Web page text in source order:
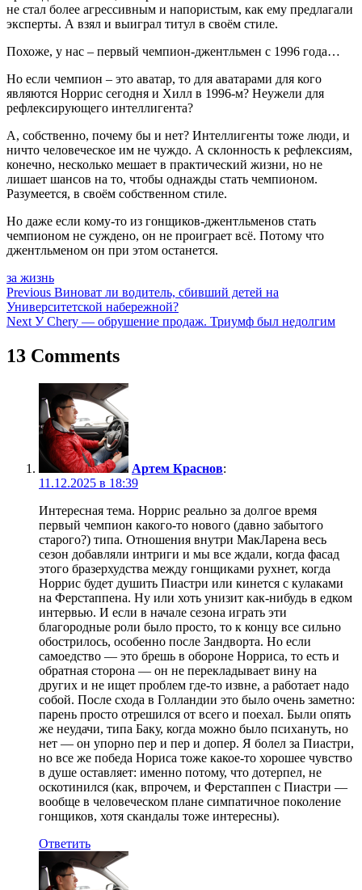
не стал более агрессивным и напористым, как ему предлагали
эксперты. А взял и выиграл титул в своём стиле.
Похоже, у нас – первый чемпион-джентльмен с 1996 года…
Но если чемпион – это аватар, то для аватарами для кого
являются Норрис сегодня и Хилл в 1996-м? Неужели для
рефлексирующего интеллигента?
А, собственно, почему бы и нет? Интеллигенты тоже люди, и
ничто человеческое им не чуждо. А склонность к рефлексиям,
конечно, несколько мешает в практический жизни, но не
лишает шансов на то, чтобы однажды стать чемпионом.
Разумеется, в своём собственном стиле.
Но даже если кому-то из гонщиков-джентльменов стать
чемпионом не суждено, он не проиграет всё. Потому что
джентльменом он при этом останется.
за жизнь
Навигация
по
Previous Виноват ли водитель, сбивший детей на
Университетской набережной?
Next У Chery — обрушение продаж. Триумф был недолгим
13 Comments
Артем Краснов:
11.12.2025 в 18:39
Интересная тема. Норрис реально за долгое время
первый чемпион какого-то нового (давно забытого
старого?) типа. Отношения внутри МакЛарена весь
сезон добавляли интриги и мы все ждали, когда фасад
этого бразерхудства между гонщиками рухнет, когда
Норрис будет душить Пиастри или кинется с кулаками
на Ферстаппена. Ну или хоть унизит как-нибудь в едком
интервью. И если в начале сезона играть эти
благородные роли было просто, то к концу все сильно
обострилось, особенно после Зандворта. Но если
самоедство — это брешь в обороне Норриса, то есть и
обратная сторона — он не перекладывает вину на
других и не ищет проблем где-то извне, а работает надо
собой. После схода в Голландии это было очень заметно:
парень просто отрешился от всего и поехал. Были опять
же неудачи, типа Баку, когда можно было психануть, но
нет — он упорно пер и пер и допер. Я болел за Пиастри,
но все же победа Нориса тоже какое-то хорошее чувство
в душе оставляет: именно потому, что дотерпел, не
оскотинился (как, впрочем, и Ферстаппен с Пиастри —
вообще в человеческом плане симпатичное поколение
гонщиков, хотя скандалы тоже интересны).
Ответить